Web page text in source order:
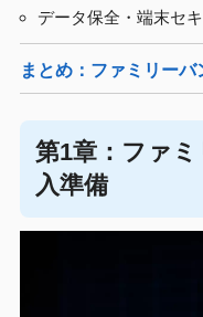
データ保全・端末セ
まとめ：ファミリー
第1章：ファ
入準備